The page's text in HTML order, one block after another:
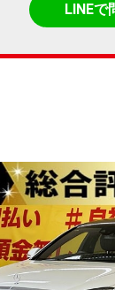
LINEで